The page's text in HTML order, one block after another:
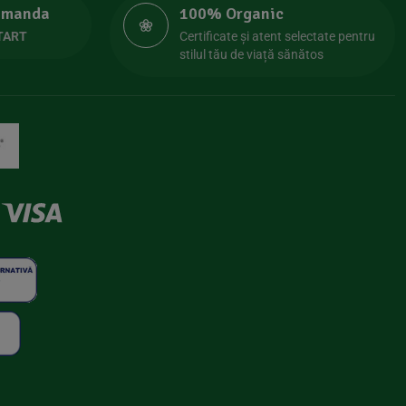
100% Organic
Certificate și atent selectate pentru
stilul tău de viață sănătos